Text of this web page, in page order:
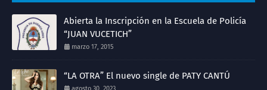
Abierta la Inscripción en la Escuela de Policía
“JUAN VUCETICH”
marzo 17, 2015
“LA OTRA” El nuevo single de PATY CANTÚ